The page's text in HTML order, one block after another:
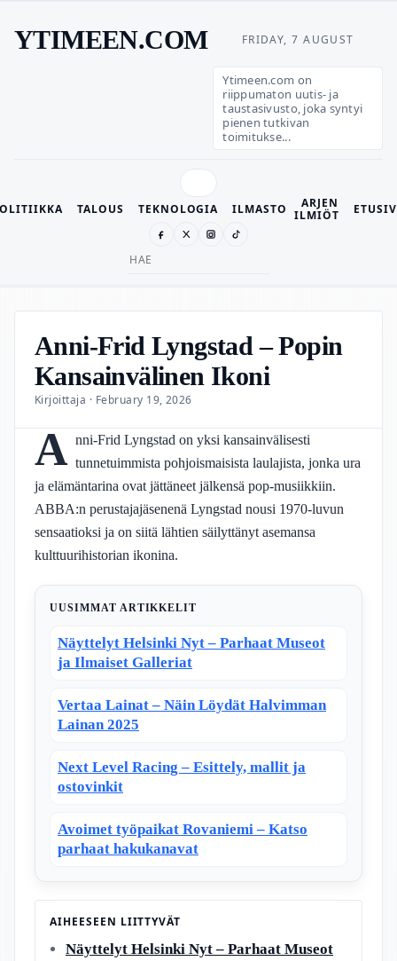
FRIDAY, 7 AUGUST
YTIMEEN.COM
Ytimeen.com on
riippumaton uutis- ja
taustasivusto, joka syntyi
pienen tutkivan
toimitukse...
TALOUS TEKNOLOGIA ILMASTO
ARJEN
ILMIÖT
Search
Anni-Frid Lyngstad – Popin
Kansainvälinen Ikoni
Kirjoittaja · February 19, 2026
A nni-Frid Lyngstad on yksi kansainvälisesti
tunnetuimmista pohjoismaisista laulajista, jonka ura
ja elämäntarina ovat jättäneet jälkensä pop-musiikkiin.
ABBA:n perustajajäsenenä Lyngstad nousi 1970-luvun
sensaatioksi ja on siitä lähtien säilyttänyt asemansa
kulttuurihistorian ikonina.
UUSIMMAT ARTIKKELIT
Näyttelyt Helsinki Nyt – Parhaat Museot
ja Ilmaiset Galleriat
Vertaa Lainat – Näin Löydät Halvimman
Lainan 2025
Next Level Racing – Esittely, mallit ja
ostovinkit
Avoimet työpaikat Rovaniemi – Katso
parhaat hakukanavat
AIHEESEEN LIITTYVÄT
Näyttelyt Helsinki Nyt – Parhaat Museot